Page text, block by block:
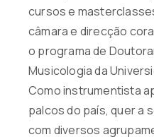
cursos e
câmara e direcção
o programa de
Musicologia da
Como instrumentista
palcos do país, quer a
com diversos